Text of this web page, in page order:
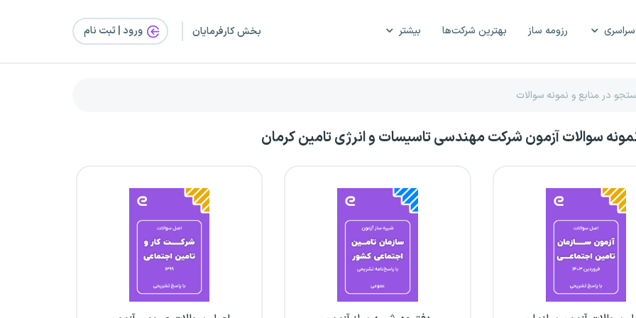
رزومه ساز بهترین شرکت‌ها بیشتر بخش کارفرمایان ورود | ثبت‌ نام
سوالات آزمون شرکت مهندسی تاسیسات و انرژی تامین کرمان